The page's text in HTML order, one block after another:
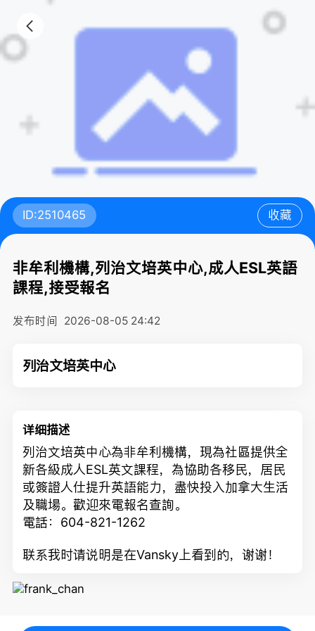
ID:2510465 收藏
非牟利機構,列治文培英中心,成人ESL英語
課程,接受報名
发布时间 2026-08-05 24:42
列治文培英中心
详细描述
列治文培英中心為非牟利機構，現為社區提供全
新各級成人ESL英文課程，為協助各移民，居民
或簽證人仕提升英語能力，盡快投入加拿大生活
及職場。歡迎來電報名查詢。
電話：604-821-1262
联系我时请说明是在Vansky上看到的，谢谢！